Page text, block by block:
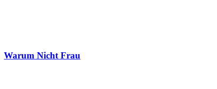
Warum Nicht Frau